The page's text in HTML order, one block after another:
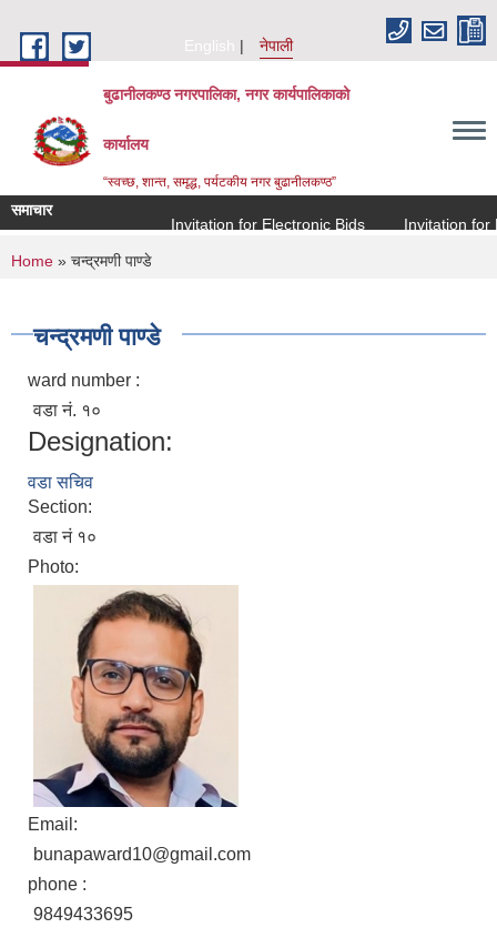
English
नेपाली
बुढानीलकण्ठ नगरपालिका, नगर कार्यपालिकाको
कार्यालय
“स्वच्छ, शान्त, समृद्ध, पर्यटकीय नगर बुढानीलकण्ठ”
समाचार
Invitation for Electronic Bids
Invitation for
You are here
Home » चन्द्रमणी पाण्डे
चन्द्रमणी पाण्डे
ward number :
वडा नं. १०
Designation:
वडा सचिव
Section:
वडा नं १०
Photo:
Email:
bunapaward10@gmail.com
phone :
9849433695